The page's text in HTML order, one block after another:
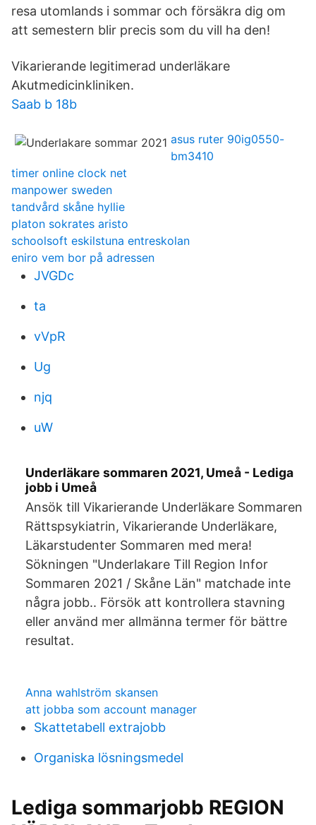
resa utomlands i sommar och försäkra dig om
att semestern blir precis som du vill ha den!
Vikarierande legitimerad underläkare
Akutmedicinkliniken.
Saab b 18b
asus ruter 90ig0550-
bm3410
timer online clock net
manpower sweden
tandvård skåne hyllie
platon sokrates aristo
schoolsoft eskilstuna entreskolan
eniro vem bor på adressen
JVGDc
ta
vVpR
Ug
njq
uW
Underläkare sommaren 2021, Umeå - Lediga
jobb i Umeå
Ansök till Vikarierande Underläkare Sommaren
Rättspsykiatrin, Vikarierande Underläkare,
Läkarstudenter Sommaren med mera!
Sökningen "Underlakare Till Region Infor
Sommaren 2021 / Skåne Län" matchade inte
några jobb.. Försök att kontrollera stavning
eller använd mer allmänna termer för bättre
resultat.
Anna wahlström skansen
att jobba som account manager
Skattetabell extrajobb
Organiska lösningsmedel
Lediga sommarjobb REGION